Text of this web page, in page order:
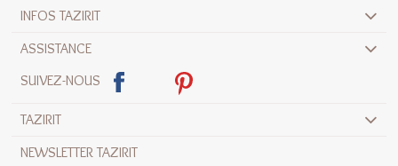
INFOS TAZIRIT
ASSISTANCE
SUIVEZ-NOUS
TAZIRIT
NEWSLETTER TAZIRIT